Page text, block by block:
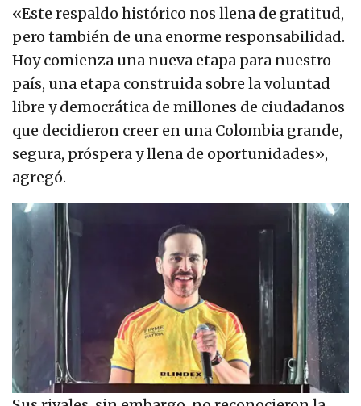
«Este respaldo histórico nos llena de gratitud,
pero también de una enorme responsabilidad.
Hoy comienza una nueva etapa para nuestro
país, una etapa construida sobre la voluntad
libre y democrática de millones de ciudadanos
que decidieron creer en una Colombia grande,
segura, próspera y llena de oportunidades»,
agregó.